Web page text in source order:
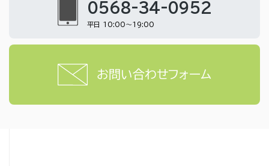
0568-34-0952
平日 10:00～19:00
お問い合わせフォーム